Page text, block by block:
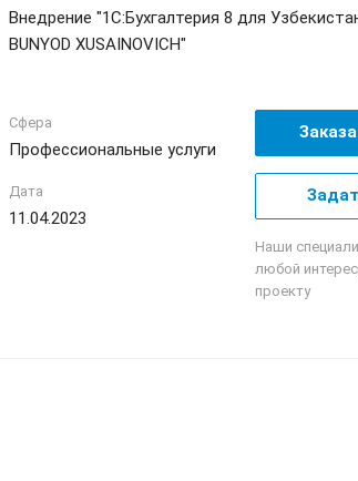
Внедрение "1С:Бухгалтерия 8 для
BUNYOD XUSAINOVICH"
Сфера
Профессиональные услуги
Дата
11.04.2023
Наши
любой
проекту